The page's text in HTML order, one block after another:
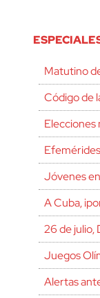
Matutino
Código de
Elecciones
Jóvenes
A Cuba,
26 de julio,
Juegos
Alertas